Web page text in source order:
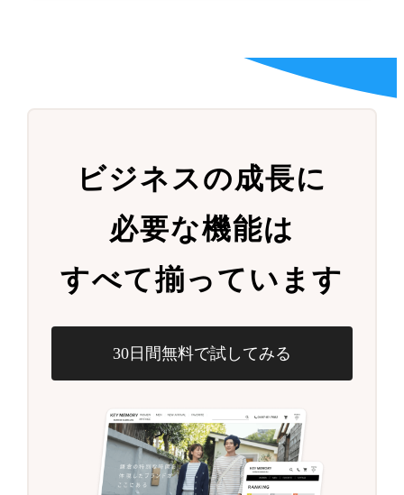
ビジネスの成長に
必要な機能は
すべて揃っています
30日間無料で試してみる